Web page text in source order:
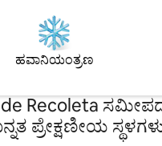
ಹವಾನಿಯಂತ್ರಣ
Recoleta
ಪ್ರೇಕ್ಷಣೀಯ